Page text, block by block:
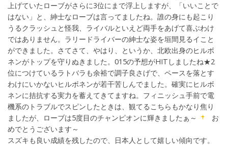
上げていたローブがさらに3位にまで浮上しますが、「いいことで
はない」と、紳士なローブは言ってましたね。誰の身にも起こり
うるクラッシュと怪我、ライバルといえど両手をあげて喜ぶわけ
ではありません。ラリードライバーの紳士な姿を垣間見るイこと
ができました。さてさて、やはり、というか、北欧出身のヒルボ
ネンがトップを守りぬきました。015の予想がHITしましたね★2
位につけているラトバラも余裕で調子良さげで、ペースを落とす
わけにいかないヒルボネンが若干苦しんでました。確実にヒルボ
ネンに拮抗する実力を蓄えてきてますね。フィニッシュ手前で電
機系のトラブルでスピンしたときは、観てるこちらもかなり焦り
ましたが、ローブは5度目のチャンピオンに輝きましたぁ～
お
めでとうございます～
スズキも良い成績を残したので、日本人として嬉しい傾向です。